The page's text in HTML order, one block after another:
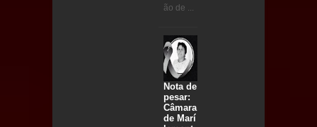
ão de ...
Nota de
pesar:
Câmara
de Marí